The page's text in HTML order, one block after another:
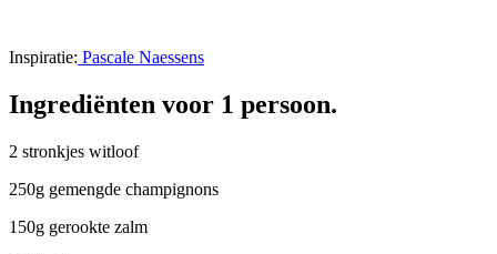
Inspiratie: Pascale Naessens
Ingrediënten voor 1 persoon.
2 stronkjes witloof
250g gemengde champignons
150g gerookte zalm